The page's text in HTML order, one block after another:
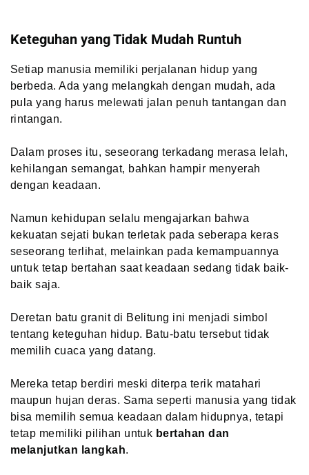
Keteguhan yang Tidak Mudah Runtuh
Setiap manusia memiliki perjalanan hidup yang
berbeda. Ada yang melangkah dengan mudah, ada
pula yang harus melewati jalan penuh tantangan dan
rintangan.
Dalam proses itu, seseorang terkadang merasa lelah,
kehilangan semangat, bahkan hampir menyerah
dengan keadaan.
Namun kehidupan selalu mengajarkan bahwa
kekuatan sejati bukan terletak pada seberapa keras
seseorang terlihat, melainkan pada kemampuannya
untuk tetap bertahan saat keadaan sedang tidak baik-
baik saja.
Deretan batu granit di Belitung ini menjadi simbol
tentang keteguhan hidup. Batu-batu tersebut tidak
memilih cuaca yang datang.
Mereka tetap berdiri meski diterpa terik matahari
maupun hujan deras. Sama seperti manusia yang tidak
bisa memilih semua keadaan dalam hidupnya, tetapi
tetap memiliki pilihan untuk bertahan dan
melanjutkan langkah.